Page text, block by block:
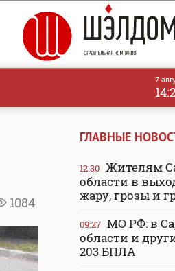
7
1084
ГЛАВНЫЕ
12:30 Жителям
области в
жару, грозы и
09:27 МО РФ: в
области и
203 БПЛА